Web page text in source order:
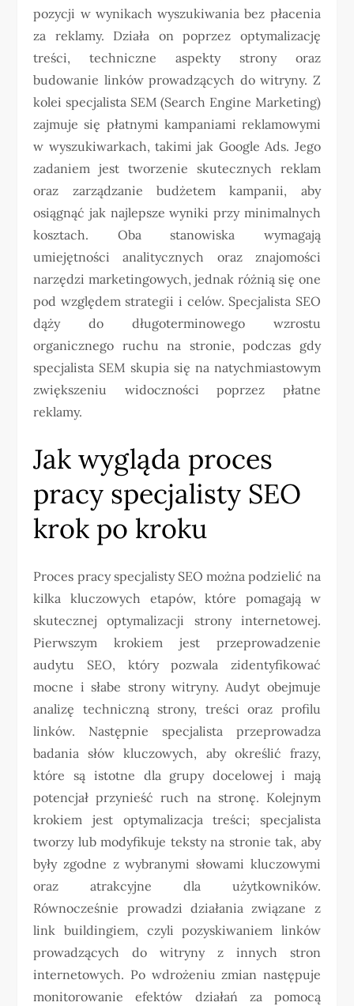
pozycji w wynikach wyszukiwania bez płacenia
za reklamy. Działa on poprzez optymalizację
treści, techniczne aspekty strony oraz
budowanie linków prowadzących do witryny. Z
kolei specjalista SEM (Search Engine Marketing)
zajmuje się płatnymi kampaniami reklamowymi
w wyszukiwarkach, takimi jak Google Ads. Jego
zadaniem jest tworzenie skutecznych reklam
oraz zarządzanie budżetem kampanii, aby
osiągnąć jak najlepsze wyniki przy minimalnych
kosztach. Oba stanowiska wymagają
umiejętności analitycznych oraz znajomości
narzędzi marketingowych, jednak różnią się one
pod względem strategii i celów. Specjalista SEO
dąży do długoterminowego wzrostu
organicznego ruchu na stronie, podczas gdy
specjalista SEM skupia się na natychmiastowym
zwiększeniu widoczności poprzez płatne
reklamy.
Jak wygląda proces
pracy specjalisty SEO
krok po kroku
Proces pracy specjalisty SEO można podzielić na
kilka kluczowych etapów, które pomagają w
skutecznej optymalizacji strony internetowej.
Pierwszym krokiem jest przeprowadzenie
audytu SEO, który pozwala zidentyfikować
mocne i słabe strony witryny. Audyt obejmuje
analizę techniczną strony, treści oraz profilu
linków. Następnie specjalista przeprowadza
badania słów kluczowych, aby określić frazy,
które są istotne dla grupy docelowej i mają
potencjał przynieść ruch na stronę. Kolejnym
krokiem jest optymalizacja treści; specjalista
tworzy lub modyfikuje teksty na stronie tak, aby
były zgodne z wybranymi słowami kluczowymi
oraz atrakcyjne dla użytkowników.
Równocześnie prowadzi działania związane z
link buildingiem, czyli pozyskiwaniem linków
prowadzących do witryny z innych stron
internetowych. Po wdrożeniu zmian następuje
monitorowanie efektów działań za pomocą